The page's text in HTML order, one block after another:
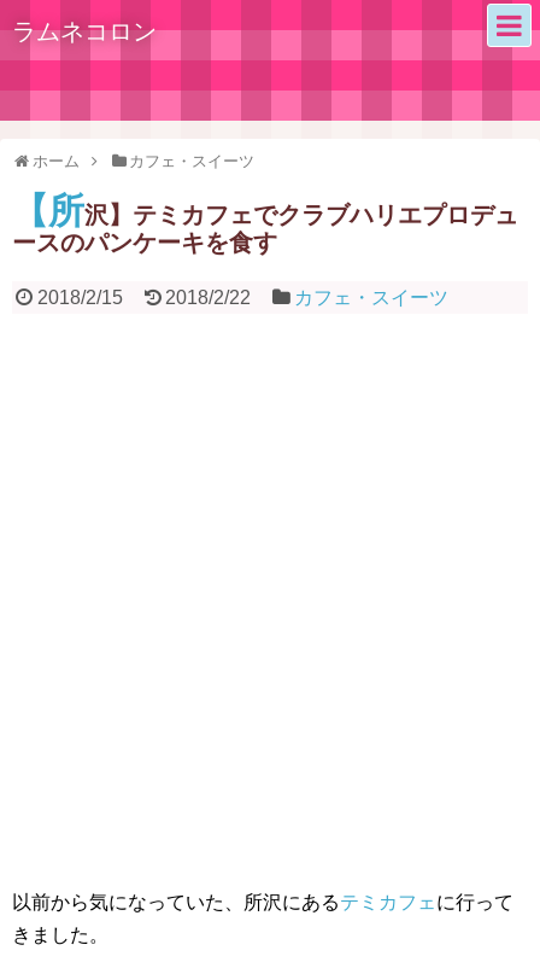
ラムネコロン
ホーム カフェ・スイーツ
【所沢】テミカフェでクラブハリエプロデュ
ースのパンケーキを食す
2018/2/15 2018/2/22 カフェ・スイーツ
以前から気になっていた、所沢にあるテミカフェ に行って
きました。